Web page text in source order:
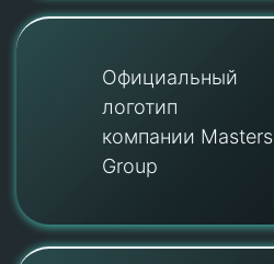
Официальный
логотип
компании Masters
Group